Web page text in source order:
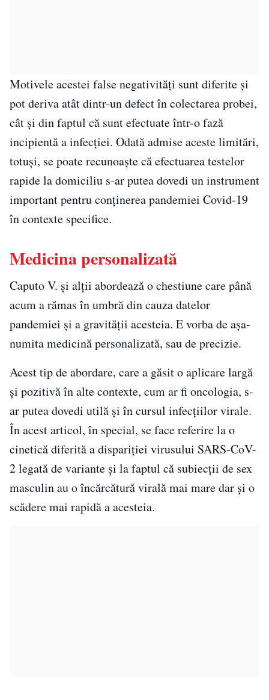
Motivele acestei false negativităţi sunt diferite și
pot deriva atât dintr-un defect în colectarea probei,
cât și din faptul că sunt efectuate într-o fază
incipientă a infecției. Odată admise aceste limitări,
totuși, se poate recunoaște că efectuarea testelor
rapide la domiciliu s-ar putea dovedi un instrument
important pentru conținerea pandemiei Covid-19
în contexte specifice.
Medicina personalizată
Caputo V. și alții abordează o chestiune care până
acum a rămas în umbră din cauza datelor
pandemiei și a gravităţii acesteia. E vorba de așa-
numita medicină personalizată, sau de precizie.
Acest tip de abordare, care a găsit o aplicare largă
și pozitivă în alte contexte, cum ar fi oncologia, s-
ar putea dovedi utilă și în cursul infecțiilor virale.
În acest articol, în special, se face referire la o
cinetică diferită a dispariției virusului SARS-CoV-
2 legată de variante și la faptul că subiecții de sex
masculin au o încărcătură virală mai mare dar și o
scădere mai rapidă a acesteia.